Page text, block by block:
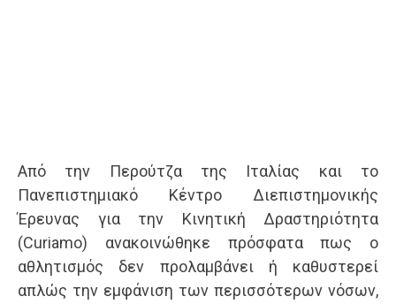
Από την Περούτζα της Ιταλίας και το
Πανεπιστημιακό Κέντρο Διεπιστημονικής
Έρευνας για την Κινητική Δραστηριότητα
(Curiamo) ανακοινώθηκε πρόσφατα πως ο
αθλητισμός δεν προλαμβάνει ή καθυστερεί
απλώς την εμφάνιση των περισσότερων νόσων,